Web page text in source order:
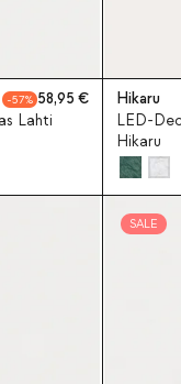
57
58,95
Lahti
Hikaru
LED-
Hikaru
SALE